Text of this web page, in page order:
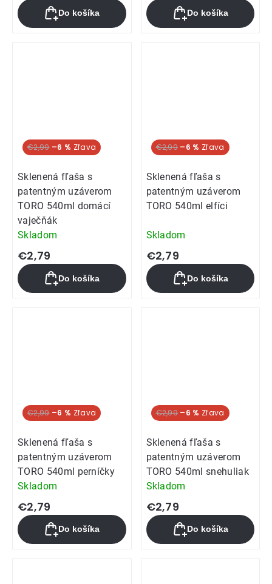
Do košíka Do košíka
€2,99 –6 %
Sklenená fľaša s
patentným uzáverom
TORO 540ml domácí
vaječňák
Skladom
€2,79
Do košíka
€2,99 –6 %
Sklenená fľaša s
patentným uzáverom
TORO 540ml elfíci
Skladom
€2,79
Do košíka
€2,99 –6 %
Sklenená fľaša s
patentným uzáverom
TORO 540ml perníčky
Skladom
€2,79
Do košíka
€2,99 –6 %
Sklenená fľaša s
patentným uzáverom
TORO 540ml snehuliak
Skladom
€2,79
Do košíka